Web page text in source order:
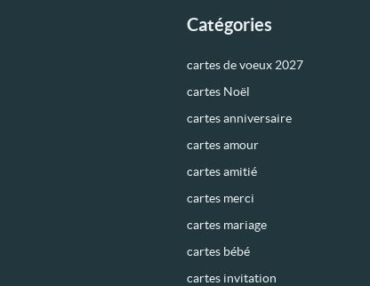
Catégories
cartes de voeux 2027
cartes Noël
cartes anniversaire
cartes amour
cartes amitié
cartes merci
cartes mariage
cartes bébé
cartes invitation